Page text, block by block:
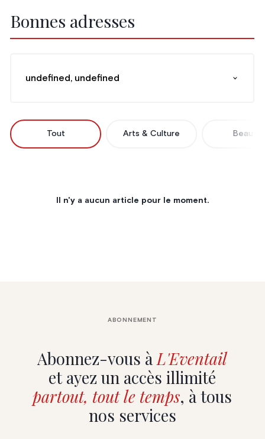
Bonnes adresses
undefined, undefined
Tout Arts & Culture Beauté
Il n'y a aucun article pour le moment.
Abonnez-vous àL'Eventail
et ayez un accès illimité
partout, tout le temps, à tous
nos services
ABONNEMENT